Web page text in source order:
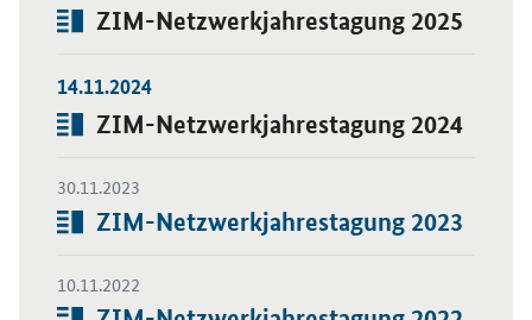
Dossier:
ZIM-Netzwerkjahrestagung 2025
14.11.2024
Dossier:
ZIM-Netzwerkjahrestagung 2024
Öffnet Einzelsicht
30.11.2023
Artikel:
ZIM-Netzwerkjahrestagung 2023
Öffnet Einzelsicht
10.11.2022
Artikel:
Öffnet Einzelsicht